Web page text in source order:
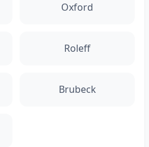
Oxford
Roleff
Brubeck